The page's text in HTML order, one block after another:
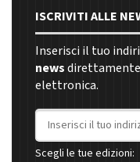
ISCRIVITI ALLE
Inserisci il tuo
news
elettronica.
Indirizzo email
Scegli le tue edizioni: